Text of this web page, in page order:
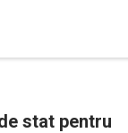
stat pentru